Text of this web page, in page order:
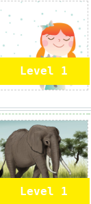
Level 1
Level 1